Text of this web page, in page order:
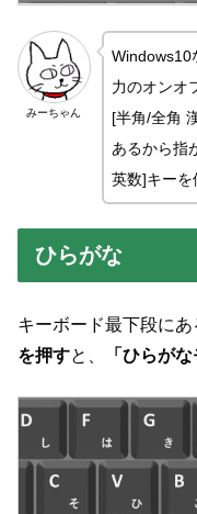
みーちゃん
Windows10
力のオンオ
[半角/全角
あるから指
英数]キーを
ひらがな
キーボード最下段にあ
を押すと、 「ひらがな